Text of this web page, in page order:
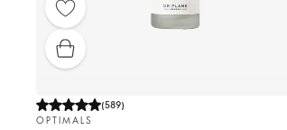
(589)
OPTIMALS